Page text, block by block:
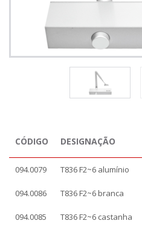
CÓDIGO DESIGNAÇÃO
094.0079 T836 F2~6 alumínio
094.0086 T836 F2~6 branca
094.0085 T836 F2~6 castanha